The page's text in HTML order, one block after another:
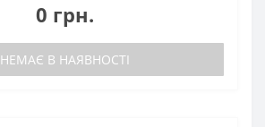
0 грн.
НЕМАЄ В НАЯВНОСТІ